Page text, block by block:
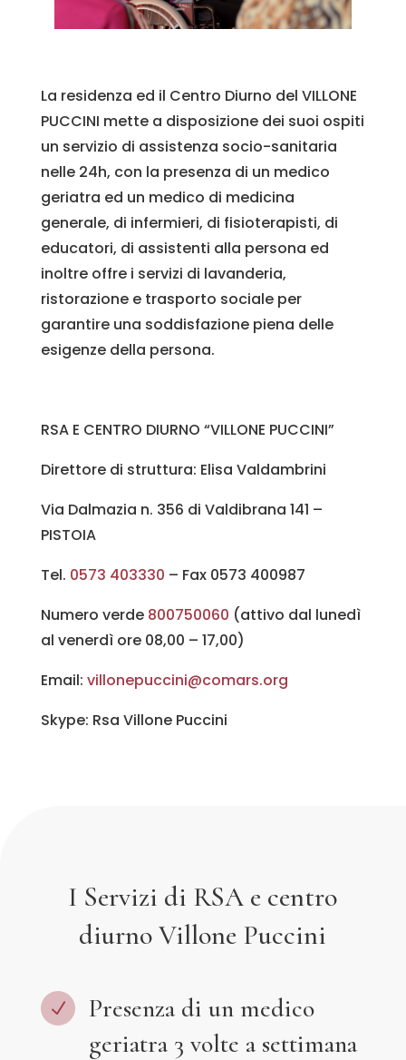
La residenza ed il Centro Diurno del VILLONE
PUCCINI mette a disposizione dei suoi ospiti
un servizio di assistenza socio-sanitaria
nelle 24h, con la presenza di un medico
geriatra ed un medico di medicina
generale, di infermieri, di fisioterapisti, di
educatori, di assistenti alla persona ed
inoltre offre i servizi di lavanderia,
ristorazione e trasporto sociale per
garantire una soddisfazione piena delle
esigenze della persona.
RSA E CENTRO DIURNO “VILLONE PUCCINI”
Direttore di struttura: Elisa Valdambrini
Via Dalmazia n. 356 di Valdibrana 141 –
PISTOIA
Tel. 0573 403330 – Fax 0573 400987
Numero verde 800750060 (attivo dal lunedì
al venerdì ore 08,00 – 17,00)
Email: villonepuccini@comars.org
Skype: Rsa Villone Puccini
I Servizi di RSA e centro
diurno Villone Puccini
N
Presenza di un medico
geriatra 3 volte a settimana